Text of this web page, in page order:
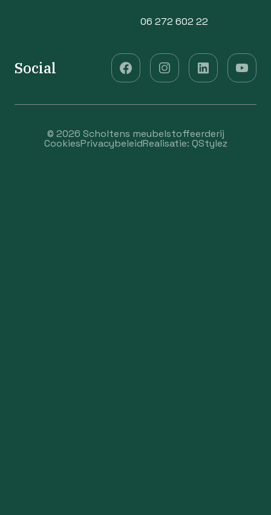
06 272 602 22
Social
© 2026 Scholtens meubelstoffeerderij
CookiesPrivacybeleidRealisatie: QStylez